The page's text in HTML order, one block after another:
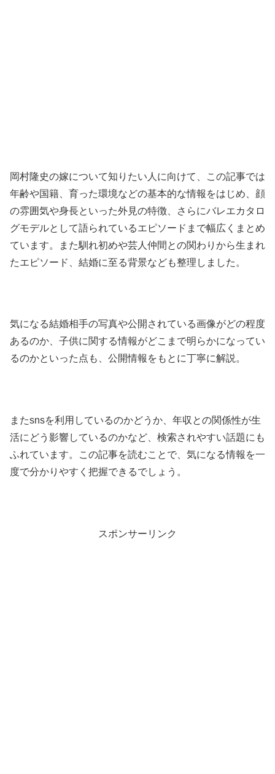
岡村隆史の嫁について知りたい人に向けて、この記事では
年齢や国籍、育った環境などの基本的な情報をはじめ、顔
の雰囲気や身長といった外見の特徴、さらにバレエカタロ
グモデルとして語られているエピソードまで幅広くまとめ
ています。また馴れ初めや芸人仲間との関わりから生まれ
たエピソード、結婚に至る背景なども整理しました。
気になる結婚相手の写真や公開されている画像がどの程度
あるのか、子供に関する情報がどこまで明らかになってい
るのかといった点も、公開情報をもとに丁寧に解説。
またsnsを利用しているのかどうか、年収との関係性が生
活にどう影響しているのかなど、検索されやすい話題にも
ふれています。この記事を読むことで、気になる情報を一
度で分かりやすく把握できるでしょう。
スポンサーリンク